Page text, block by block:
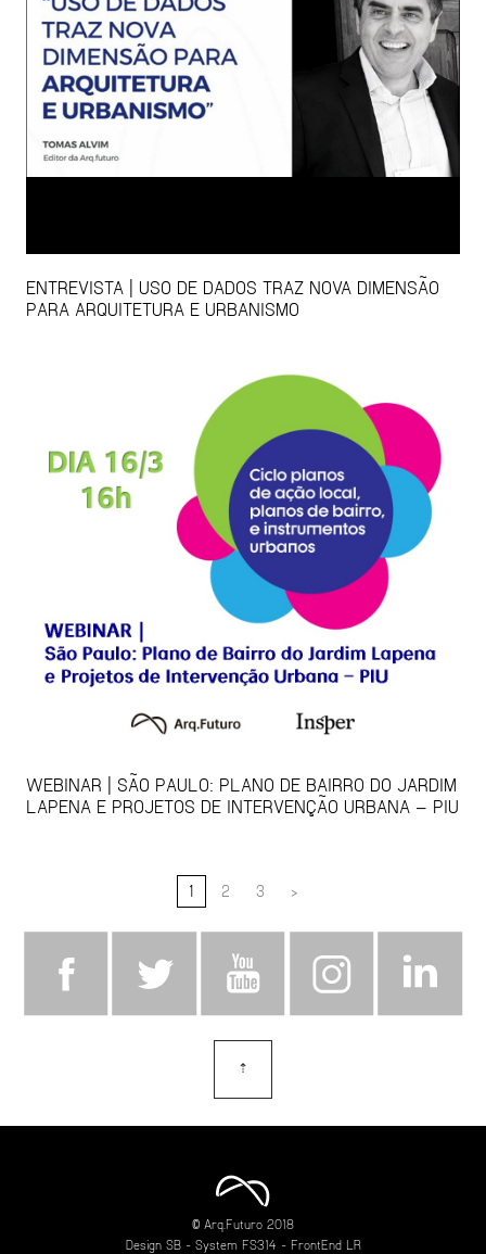
ENTREVISTA | USO DE DADOS TRAZ NOVA DIMENSÃO
PARA ARQUITETURA E URBANISMO
WEBINAR | SÃO PAULO: PLANO DE BAIRRO DO JARDIM
LAPENA E PROJETOS DE INTERVENÇÃO URBANA – PIU
1 2 3 >
⇡
© Arq.Futuro 2018
Design SB- System FS314 - FrontEnd LR